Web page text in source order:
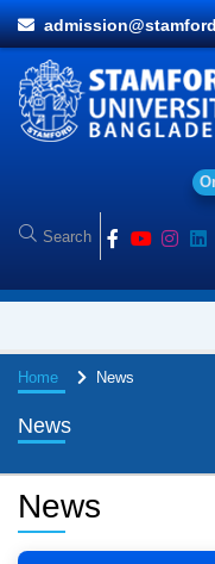
O
Home News
News
News